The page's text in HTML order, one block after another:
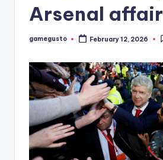
Arsenal affair
Posted
gamegusto February 12, 2026